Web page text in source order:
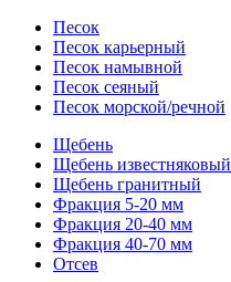
Песок
Песок карьерный
Песок намывной
Песок сеяный
Песок морской/речной
Щебень
Щебень известняковый
Щебень гранитный
Фракция 5-20 мм
Фракция 20-40 мм
Фракция 40-70 мм
Отсев